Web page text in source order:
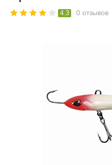
4.3 0 отзывов